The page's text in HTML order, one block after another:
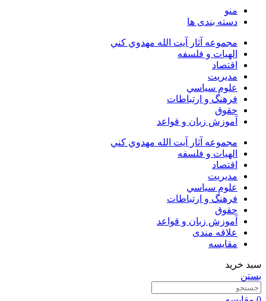
منو
دسته بندی ها
مجموعه آثار آيت الله مهدوي كني
الهیات و فلسفه
اقتصاد
مديريت
علوم سياسي
فرهنگ و ارتباطات
حقوق
آموزش زبان و قواعد
مجموعه آثار آيت الله مهدوي كني
الهیات و فلسفه
اقتصاد
مديريت
علوم سياسي
فرهنگ و ارتباطات
حقوق
آموزش زبان و قواعد
علاقه مندی
مقایسه
سبد خرید
بستن